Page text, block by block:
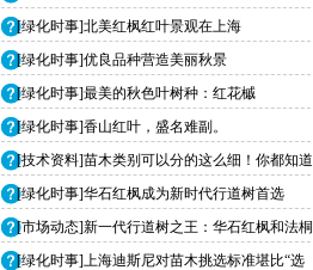
[绿化时事]北美红枫红叶景观在上海
[绿化时事]优良品种营造美丽秋景
[绿化时事]最美的秋色叶树种：红花槭
[绿化时事]香山红叶，盛名难副。
[技术资料]苗木类别可以分的这么细！你都知道
[绿化时事]华石红枫成为新时代行道树首选
[市场动态]新一代行道树之王：华石红枫和法桐
[绿化时事]上海迪斯尼对苗木挑选标准堪比“选